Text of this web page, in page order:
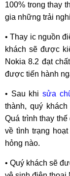
100% trong thay
gia những trải
• Thay ic nguồn
khách sẽ được
Nokia 8.2 đạt
được tiến hành
• Sau khisửa
thành, quý
Quá trình thay
về tình trạng
hỏng nào.
• Quý khách sẽ